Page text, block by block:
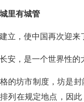
里有城管
立，使中国再次迎来
安，是一个世界性的
的坊市制度，坊是
列在规定地点，因